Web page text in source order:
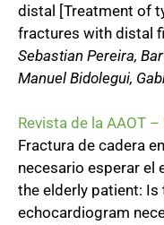
distal [Treatment of
fractures with distal
Sebastian Pereira,
Manuel Bidolegui,
Revista de la AAOT
Fractura de cadera
necesario esperar el
the elderly patient:
echocardiogram